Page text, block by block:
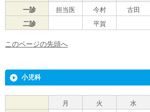
一診
担当医 今村 古田
二診
平賀
このページの先頭へ
小児科
月 火 水